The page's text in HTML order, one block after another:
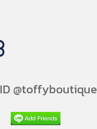
@toffyboutique